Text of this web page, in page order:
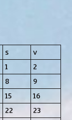
s
v
1
2
8
9
15
16
22
23